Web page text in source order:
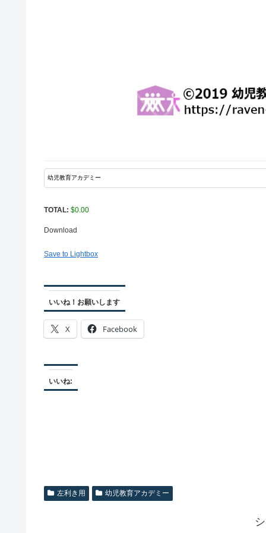
TOTAL: $0.00
Download
Save to Lightbox
いいね！お願いします
X Facebook
いいね:
左利き用 幼児教育アカデミー